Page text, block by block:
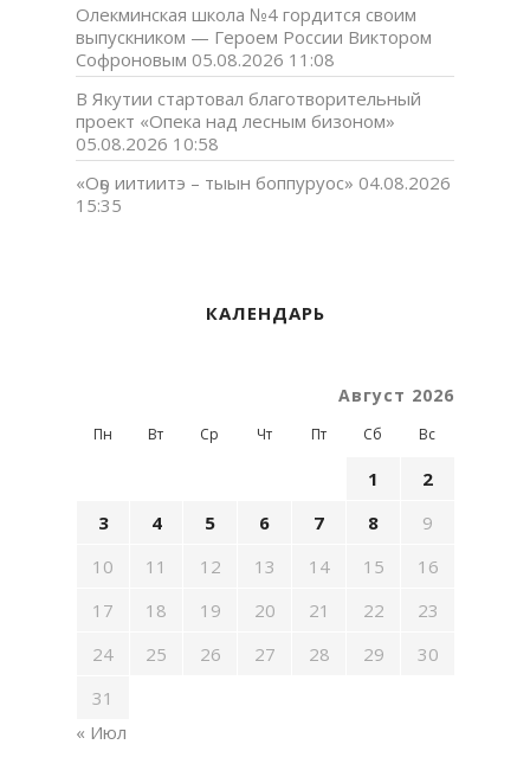
Олекминская школа №4 гордится своим
выпускником — Героем России Виктором
Софроновым 05.08.2026 11:08
В Якутии стартовал благотворительный
проект «Опека над лесным бизоном»
05.08.2026 10:58
«Оҕо иитиитэ – тыын боппуруос» 04.08.2026
15:35
КАЛЕНДАРЬ
Август 2026
Пн Вт Ср Чт Пт Сб Вс
1
2
3
4 5 6 7 8
9
10
11 12 13 14 15
16
17
18 19 20 21 22
23
24
25 26 27 28 29
30
31
« Июл